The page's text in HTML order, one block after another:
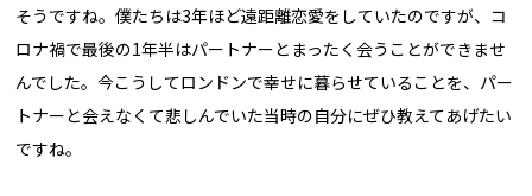
そうですね。僕たちは3年ほど遠距離恋愛をしていたのですが、コ
ロナ禍で最後の1年半はパートナーとまったく会うことができませ
んでした。今こうしてロンドンで幸せに暮らせていることを、パー
トナーと会えなくて悲しんでいた当時の自分にぜひ教えてあげたい
ですね。